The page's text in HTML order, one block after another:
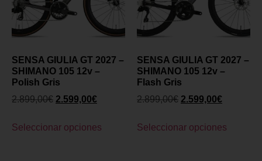
SENSA GIULIA GT 2027 –
SHIMANO 105 12v –
Polish Gris
2.899,00€ 2.599,00€
Seleccionar opciones
SENSA GIULIA GT 2027 –
SHIMANO 105 12v –
Flash Gris
2.899,00€ 2.599,00€
Seleccionar opciones